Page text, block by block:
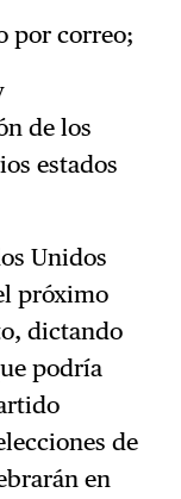
por correo;
de los
estados
Unidos
próximo
dictando
podría
de
en